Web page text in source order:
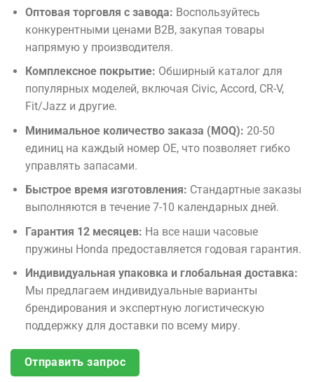
Оптовая торговля с завода: Воспользуйтесь
конкурентными ценами B2B, закупая товары
напрямую у производителя.
Комплексное покрытие: Обширный каталог для
популярных моделей, включая Civic, Accord, CR-V,
Fit/Jazz и другие.
Минимальное количество заказа (MOQ): 20-50
единиц на каждый номер OE, что позволяет гибко
управлять запасами.
Быстрое время изготовления: Стандартные заказы
выполняются в течение 7-10 календарных дней.
Гарантия 12 месяцев: На все наши часовые
пружины Honda предоставляется годовая гарантия.
Индивидуальная упаковка и глобальная доставка:
Мы предлагаем индивидуальные варианты
брендирования и экспертную логистическую
поддержку для доставки по всему миру.
Отправить запрос